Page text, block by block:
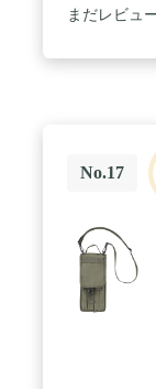
/ またロー
280mmです
まだレビュ
No.17